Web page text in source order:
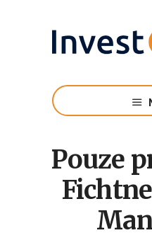
pro
budoucí
na
cestě
finanční
Pouze